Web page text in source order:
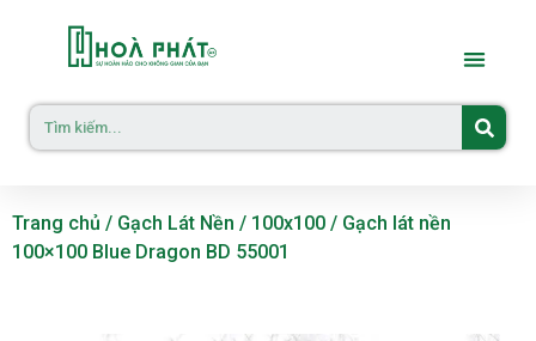
Trang chủ / Gạch Lát Nền / 100x100 / Gạch lát nền
100×100 Blue Dragon BD 55001